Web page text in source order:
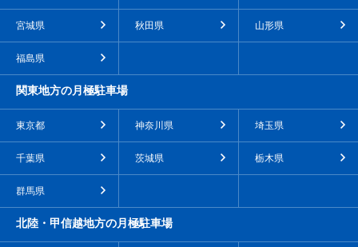
宮城県 秋田県 山形県
福島県
関東地方の月極駐車場
東京都 神奈川県 埼玉県
千葉県 茨城県 栃木県
群馬県
北陸・甲信越地方の月極駐車場